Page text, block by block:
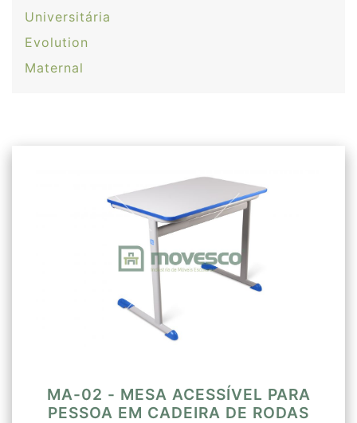
Universitária
Evolution
Maternal
MA-02 - MESA ACESSÍVEL PARA
PESSOA EM CADEIRA DE RODAS